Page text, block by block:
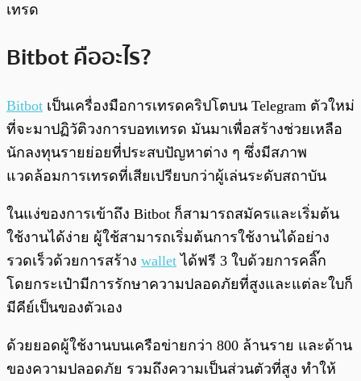
เทรด
Bitbot คืออะไร?
Bitbot เป็นเครื่องมือการเทรดคริปโตบน Telegram ตัวใหม่
ที่จะมาปฏิวัติวงการบอทเทรด มันมาเพื่อสร้างช่วยเหลือ
นักลงทุนรายย่อยที่ประสบปัญหาต่าง ๆ ซึ่งมีสภาพ
แวดล้อมการเทรดที่เสียเปรียบกว่าผู้เล่นระดับสถาบัน
ในแง่ของการเข้าถึง Bitbot ก็สามารถสมัครและเริ่มต้น
ใช้งานได้ง่าย ผู้ใช้สามารถเริ่มต้นการใช้งานได้อย่าง
รวดเร็วด้วยการสร้าง wallet ได้ฟรี 3 ใบด้วยการคลิ๊ก
โดยกระเป๋ามีการรักษาความปลอดภัยที่สูงและแต่ละใบก็
มีคีย์เป็นของตัวเอง
ด้วยยอดผู้ใช้งานบนเครือข่ายกว่า 800 ล้านราย และด้าน
ของความปลอดภัย รวมถึงความเป็นส่วนตัวที่สูง ทำให้